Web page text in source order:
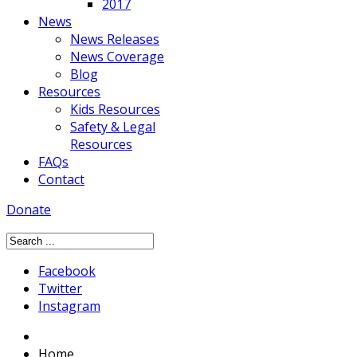
2017
News
News Releases
News Coverage
Blog
Resources
Kids Resources
Safety & Legal
Resources
FAQs
Contact
Donate
Facebook
Twitter
Instagram